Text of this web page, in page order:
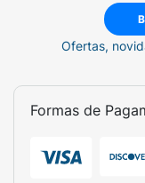
Ofertas,
Formas de